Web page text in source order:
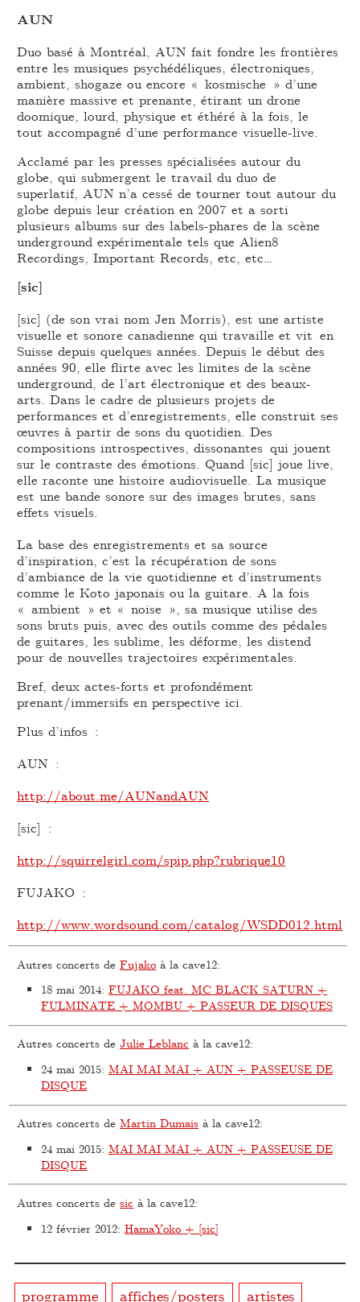
AUN
Duo basé à Montréal, AUN fait fondre les frontières
entre les musiques psychédéliques, électroniques,
ambient, shogaze ou encore « kosmische » d’une
manière massive et prenante, étirant un drone
doomique, lourd, physique et éthéré à la fois, le
tout accompagné d’une performance visuelle-live.
Acclamé par les presses spécialisées autour du
globe, qui submergent le travail du duo de
superlatif, AUN n’a cessé de tourner tout autour du
globe depuis leur création en 2007 et a sorti
plusieurs albums sur des labels-phares de la scène
underground expérimentale tels que Alien8
Recordings, Important Records, etc, etc…
[sic]
[sic] (de son vrai nom Jen Morris), est une artiste
visuelle et sonore canadienne qui travaille et vit en
Suisse depuis quelques années. Depuis le début des
années 90, elle flirte avec les limites de la scène
underground, de l’art électronique et des beaux-
arts. Dans le cadre de plusieurs projets de
performances et d’enregistrements, elle construit ses
œuvres à partir de sons du quotidien. Des
compositions introspectives, dissonantes qui jouent
sur le contraste des émotions. Quand [sic] joue live,
elle raconte une histoire audiovisuelle. La musique
est une bande sonore sur des images brutes, sans
effets visuels.
La base des enregistrements et sa source
d’inspiration, c’est la récupération de sons
d’ambiance de la vie quotidienne et d’instruments
comme le Koto japonais ou la guitare. A la fois
« ambient » et « noise », sa musique utilise des
sons bruts puis, avec des outils comme des pédales
de guitares, les sublime, les déforme, les distend
pour de nouvelles trajectoires expérimentales.
Bref, deux actes-forts et profondément
prenant/immersifs en perspective ici.
Plus d’infos :
AUN :
http://about.me/AUNandAUN
[sic] :
http://squirrelgirl.com/spip.php?rubrique10
FUJAKO :
http://www.wordsound.com/catalog/WSDD012.html
Autres concerts deFujako à la cave12:
18 mai 2014:FUJAKO feat. MC BLACK SATURN +
FULMINATE + MOMBU + PASSEUR DE DISQUES
Autres concerts deJulie Leblanc à la cave12:
24 mai 2015:MAI MAI MAI + AUN + PASSEUSE DE
DISQUE
Autres concerts deMartin Dumais à la cave12:
24 mai 2015:MAI MAI MAI + AUN + PASSEUSE DE
DISQUE
Autres concerts desic à la cave12:
12 février 2012:HamaYoko + [sic]
programme affiches/posters artistes